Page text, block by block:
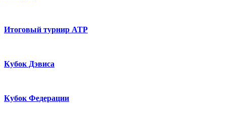
Итоговый турнир ATP
Кубок Дэвиса
Кубок Федерации